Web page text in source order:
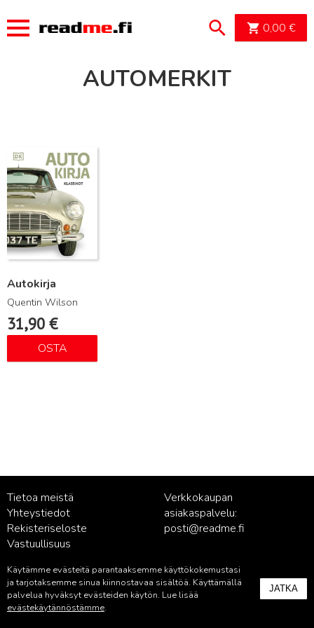
0,00 €
AUTOMERKIT
Autokirja
Quentin Wilson
31,90 €
OSTA
Tietoa meistä
Yhteystiedot
Rekisteriseloste
Vastuullisuus
Verkkokaupan
asiakaspalvelu:
posti@readme.fi
Kustantamon asiakaspalvelu:
palvelu@readme.fi
Käytämme evästeitä parantaaksemme käyttökokemustasi
ja tarjotaksemme sinua kiinnostavaa sisältöä. Käyttämällä
palvelua hyväksyt evästeiden käytön. Lue lisää
evästekäytännöstämme.
JATKA